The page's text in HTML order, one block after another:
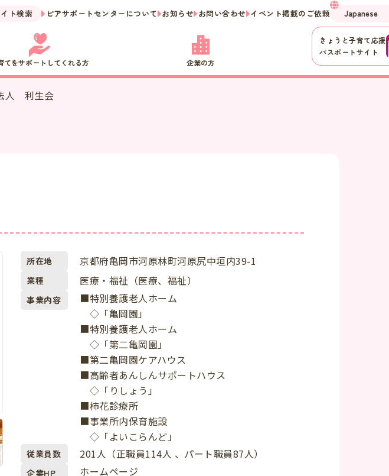
てをサポートしてくれる方 企業の方
ト検索 ピアサポートセンターについて お知らせ お問い合わせ イベント掲載のご依頼
きょうと子育て応援
パスポートサイト
人 利生会
所在地 京都府亀岡市河原林町河原尻中垣内39-1
業種 医療・福祉（医療、福祉）
事業内容
■特別養護老人ホーム
◇「亀岡園」
■特別養護老人ホーム
◇「第二亀岡園」
■第二亀岡園ケアハウス
■高齢者あんしんサポートハウス
◇「りしょう」
■柿花診療所
■事業所内保育施設
◇「よいこらんど」
従業員数 201人（正職員114人 、パート職員87人）
企業HP
ホームページ